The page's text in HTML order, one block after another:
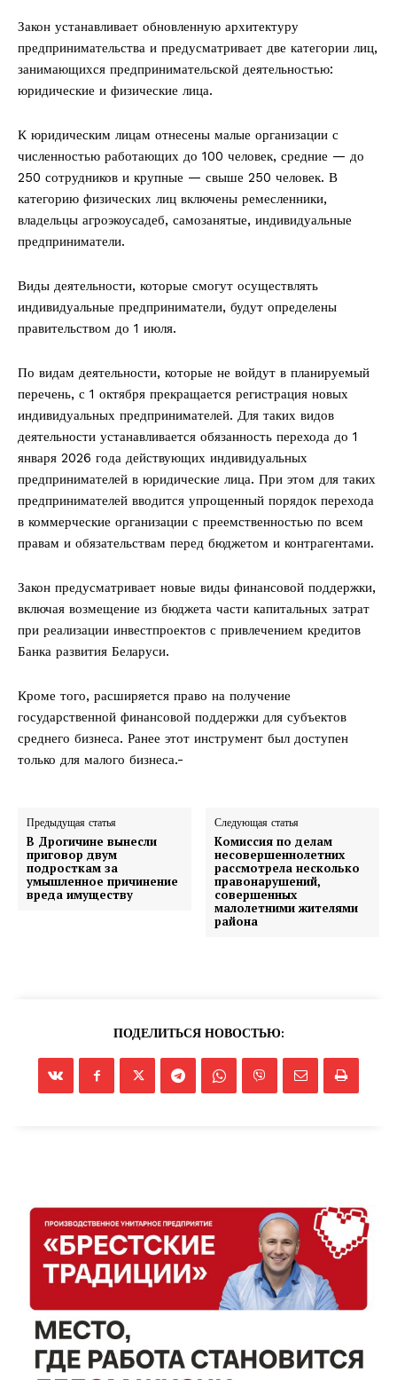
Закон устанавливает обновленную архитектуру
предпринимательства и предусматривает две категории лиц,
занимающихся предпринимательской деятельностью:
юридические и физические лица.
К юридическим лицам отнесены малые организации с
численностью работающих до 100 человек, средние — до
250 сотрудников и крупные — свыше 250 человек. В
категорию физических лиц включены ремесленники,
владельцы агроэкоусадеб, самозанятые, индивидуальные
предприниматели.
Виды деятельности, которые смогут осуществлять
индивидуальные предприниматели, будут определены
правительством до 1 июля.
По видам деятельности, которые не войдут в планируемый
перечень, с 1 октября прекращается регистрация новых
индивидуальных предпринимателей. Для таких видов
деятельности устанавливается обязанность перехода до 1
января 2026 года действующих индивидуальных
предпринимателей в юридические лица. При этом для таких
предпринимателей вводится упрощенный порядок перехода
в коммерческие организации с преемственностью по всем
правам и обязательствам перед бюджетом и контрагентами.
Закон предусматривает новые виды финансовой поддержки,
включая возмещение из бюджета части капитальных затрат
при реализации инвестпроектов с привлечением кредитов
Банка развития Беларуси.
Кроме того, расширяется право на получение
государственной финансовой поддержки для субъектов
среднего бизнеса. Ранее этот инструмент был доступен
только для малого бизнеса.-
Предыдущая статья
В Дрогичине вынесли
приговор двум
подросткам за
умышленное причинение
вреда имуществу
Следующая статья
Комиссия по делам
несовершеннолетних
рассмотрела несколько
правонарушений,
совершенных
малолетними жителями
района
ПОДЕЛИТЬСЯ НОВОСТЬЮ: